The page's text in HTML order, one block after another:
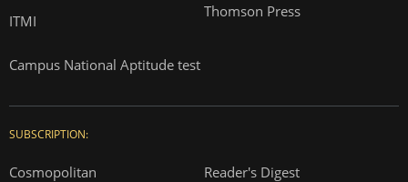
ITMI
Campus National Aptitude test
Thomson Press
SUBSCRIPTION:
Cosmopolitan Reader's Digest